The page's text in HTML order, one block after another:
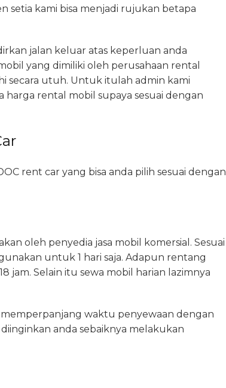
setia kami bisa menjadi rujukan betapa
jalan keluar atas keperluan anda
yang dimiliki oleh perusahaan rental
secara utuh. Untuk itulah admin kami
rental mobil supaya sesuai dengan
rent car yang bisa anda pilih sesuai dengan
oleh penyedia jasa mobil komersial. Sesuai
untuk 1 hari saja. Adapun rentang
jam. Selain itu sewa mobil harian lazimnya
waktu penyewaan dengan
anda sebaiknya melakukan